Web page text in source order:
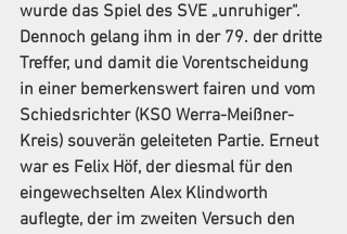
wurde das Spiel des SVE „unruhiger“.
Dennoch gelang ihm in der 79. der dritte
Treffer, und damit die Vorentscheidung
in einer bemerkenswert fairen und vom
Schiedsrichter (KSO Werra-Meißner-
Kreis) souverän geleiteten Partie. Erneut
war es Felix Höf, der diesmal für den
eingewechselten Alex Klindworth
auflegte, der im zweiten Versuch den